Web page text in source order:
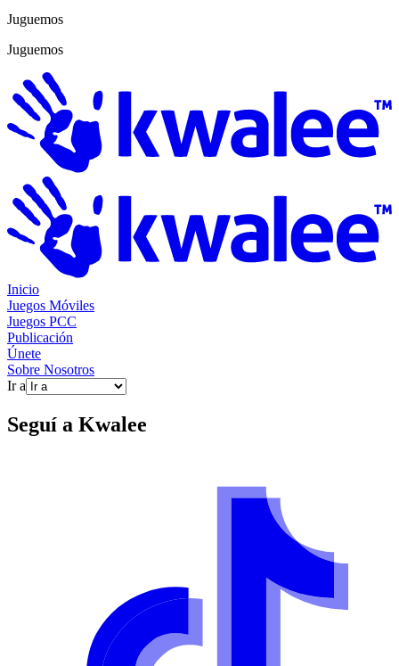
Juguemos
Juguemos
Inicio
Juegos Móviles
Juegos PCC
Publicación
Únete
Sobre Nosotros
Ir a
Seguí a Kwalee